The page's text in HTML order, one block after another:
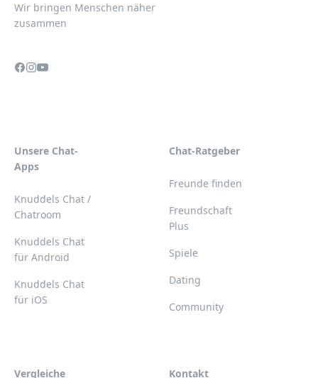
Wir bringen Menschen näher
zusammen
Unsere Chat-
Apps
Knuddels Chat /
Chatroom
Knuddels Chat
für Android
Knuddels Chat
für iOS
Chat-Ratgeber
Freunde finden
Freundschaft
Plus
Spiele
Dating
Community
Vergleiche Kontakt